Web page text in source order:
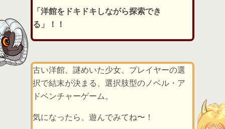
「洋館をドキドキしながら探索でき
る」！！
古い洋館、謎めいた少女、プレイヤーの選
択で結末が決まる、選択肢型のノベル・ア
ドベンチャーゲーム。
気になったら、遊んでみてね〜！